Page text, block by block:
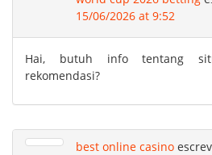
15/06/2026 at 9:52
Hai, butuh info tentang
rekomendasi?
best online casino